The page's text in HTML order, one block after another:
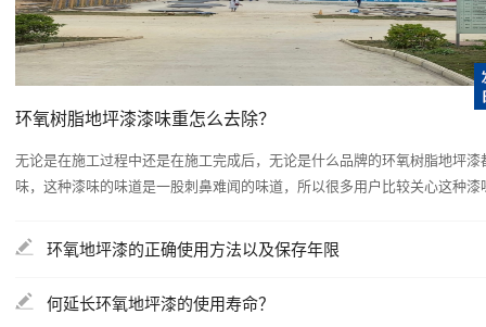
环氧树脂地坪漆漆味重怎么去除？
无论是在施工过程中还是在施工完成后，无论是什么品牌的环氧树脂地坪漆
味，这种漆味的味道是一股刺鼻难闻的味道，所以很多用户比较关心这种漆
环氧地坪漆的正确使用方法以及保存年限
何延长环氧地坪漆的使用寿命？